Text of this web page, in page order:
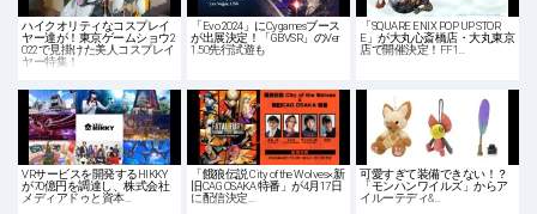
ハイクオリティなコスプレイ
ヤー達が！東京ゲームショウ2
022で見掛けた美人コスプレイ
ヤー特集！
「Evo 2024」にCygamesブース
が出展決定！「GBVSR」のVer
1.50先行試遊も
「SQUARE ENIX POP UP STOR
E」が大丸心斎橋店・大丸東京
店で開催決定！FF1…
VRサービスを開発するHIKKY
が70億円を調達し、株式会社
メディアドゥと資本…
「餓狼伝説 City of the Wolves×新
旧CAG OSAKA 特番」が4月17日
に配信決定…
可愛すぎて装備できない！？
「モンハンワイルズ」からア
イルーテディ&…